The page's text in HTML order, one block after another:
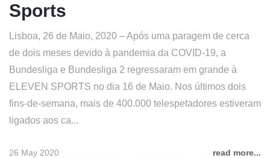
Sports
Lisboa, 26 de Maio, 2020 – Após uma paragem de cerca
de dois meses devido à pandemia da COVID-19, a
Bundesliga e Bundesliga 2 regressaram em grande à
ELEVEN SPORTS no dia 16 de Maio. Nos últimos dois
fins-de-semana, mais de 400.000 telespetadores estiveram
ligados aos ca...
26 May 2020 read more...